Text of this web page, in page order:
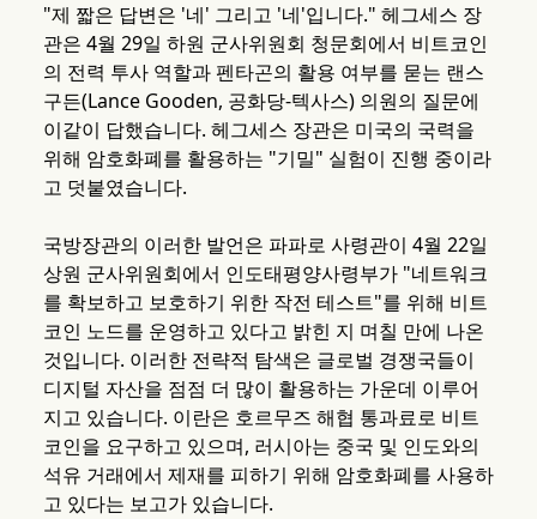
"제 짧은 답변은 '네' 그리고 '네'입니다." 헤그세스 장
관은 4월 29일 하원 군사위원회 청문회에서 비트코인
의 전력 투사 역할과 펜타곤의 활용 여부를 묻는 랜스
구든(Lance Gooden, 공화당-텍사스) 의원의 질문에
이같이 답했습니다. 헤그세스 장관은 미국의 국력을
위해 암호화폐를 활용하는 "기밀" 실험이 진행 중이라
고 덧붙였습니다.
국방장관의 이러한 발언은 파파로 사령관이 4월 22일
상원 군사위원회에서 인도태평양사령부가 "네트워크
를 확보하고 보호하기 위한 작전 테스트"를 위해 비트
코인 노드를 운영하고 있다고 밝힌 지 며칠 만에 나온
것입니다. 이러한 전략적 탐색은 글로벌 경쟁국들이
디지털 자산을 점점 더 많이 활용하는 가운데 이루어
지고 있습니다. 이란은 호르무즈 해협 통과료로 비트
코인을 요구하고 있으며, 러시아는 중국 및 인도와의
석유 거래에서 제재를 피하기 위해 암호화폐를 사용하
고 있다는 보고가 있습니다.